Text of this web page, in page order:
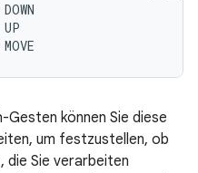
DOWN
UP
MOVE
können Sie diese
um festzustellen, ob
die Sie verarbeiten